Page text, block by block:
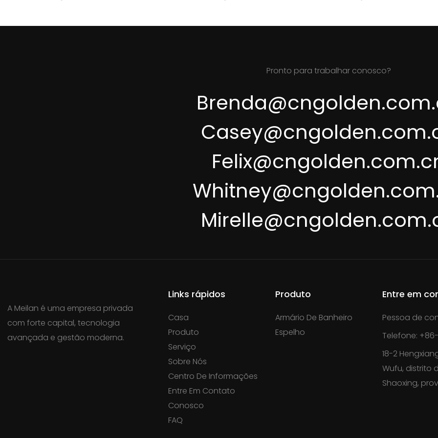
Pronto para trabalhar conosco?
A Meilan é uma empresa privada
com forte capital, tecnologia
avançada e gestão moderna.
Links rápidos
Casa
Produto
Serviço
Sobre Nós
Centro De Informações
Entre Em Contato
Conosco
FAQ
Produto
Armário De Banheiro
Espelho
Entre em
Pessoa de
Telefone: +86-
18-2
Wufu, distrito
Shaoxing,